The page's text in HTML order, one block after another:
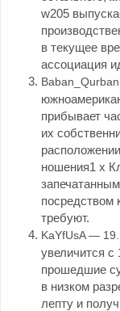
w205
в текущее
ассоциация
прибывает
их
ношения1 х
посредством
требуют.
KaYfUsA —
увеличится с
прошедшие
в низком
лепту и